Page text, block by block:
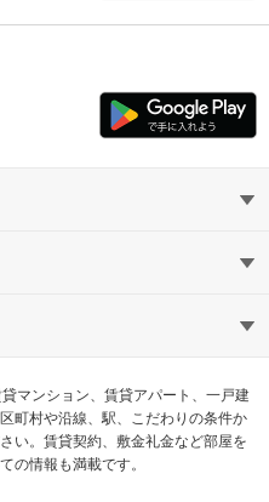
希望の条件から探す
ランキングから探す
中古マンション
中古一戸建て
教えて！住まいの先生
マンション、賃貸アパート、一戸建
町村や沿線、駅、こだわりの条件か
い。賃貸契約、敷金礼金など部屋を
の情報も満載です。